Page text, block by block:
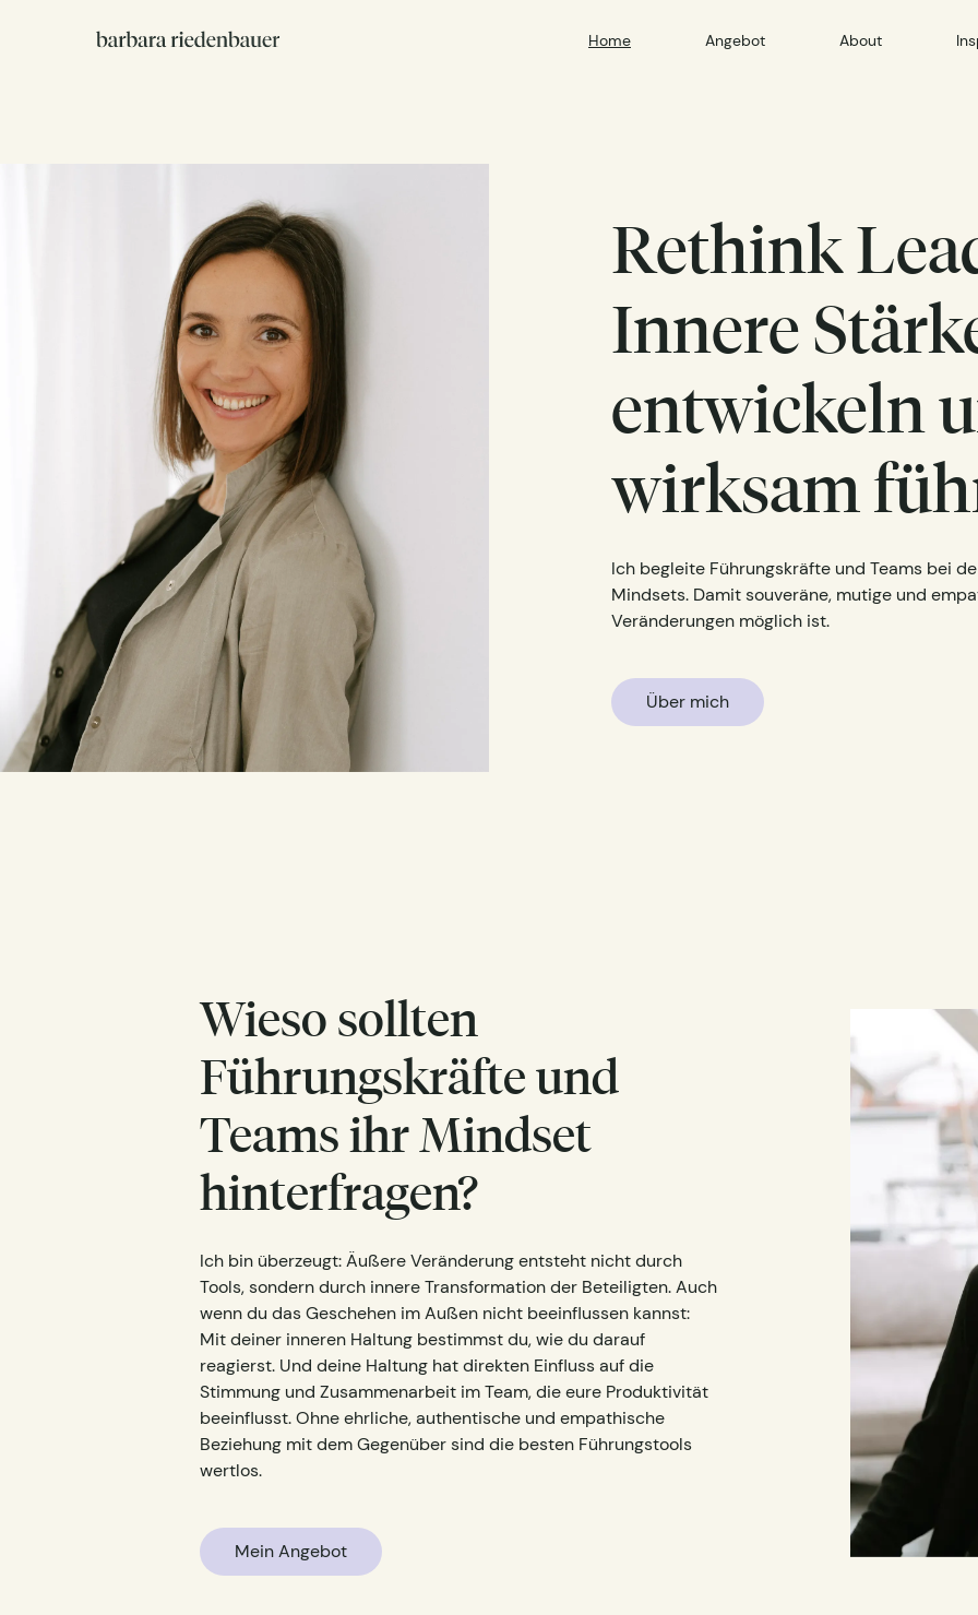
Home Angebot About
barbara@riedenbauer.com
+43 664 4640740
Rethink
Innere
entwickeln
wirksam
Ich begleite Führungskräfte und Teams bei
Mindsets. Damit souveräne, mutige und
Veränderungen möglich ist.
Über mich
Wieso sollten
Führungskräfte und
Teams ihr Mindset
hinterfragen?
Ich bin überzeugt: Äußere Veränderung entsteht nicht durch
Tools, sondern durch innere Transformation der Beteiligten. Auch
wenn du das Geschehen im Außen nicht beeinflussen kannst:
Mit deiner inneren Haltung bestimmst du, wie du darauf
reagierst. Und deine Haltung hat direkten Einfluss auf die
Stimmung und Zusammenarbeit im Team, die eure Produktivität
beeinflusst. Ohne ehrliche, authentische und empathische
Beziehung mit dem Gegenüber sind die besten Führungstools
wertlos.
Mein Angebot